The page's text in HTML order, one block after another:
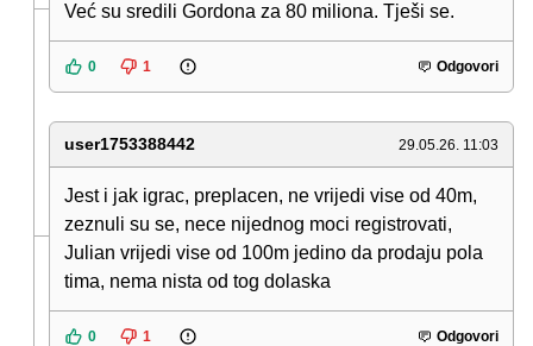
Već su sredili Gordona za 80 miliona. Tješi se.
0 1 Odgovori
user1753388442 29.05.26. 11:03
Jest i jak igrac, preplacen, ne vrijedi vise od 40m,
zeznuli su se, nece nijednog moci registrovati,
Julian vrijedi vise od 100m jedino da prodaju pola
tima, nema nista od tog dolaska
0 1 Odgovori